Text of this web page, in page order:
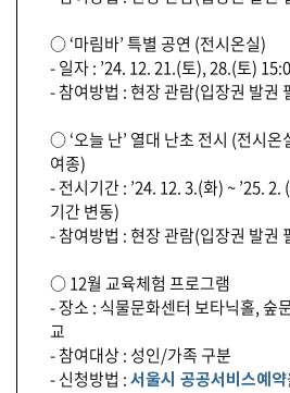
○ ‘마림바’ 특별 공연 (전시온실)
- 일자 : ’24. 12. 21.(토), 28.(토)
- 참여방법 : 현장 관람(입장권 발권
○ ‘오늘 난’ 열대 난초 전시 (전시
여종)
- 전시기간 : ’24. 12. 3.(화) ~ ’25.
기간 변동)
- 참여방법 : 현장 관람(입장권 발권
○ 12월 교육체험 프로그램
- 장소 : 식물문화센터 보타닉홀, 숲
교
- 참여대상 : 성인/가족 구분
- 신청방법 :서울시 공공서비스예약